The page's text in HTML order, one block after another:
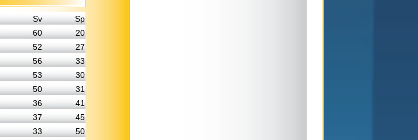
Sv
Sp
60
20
52
27
56
33
53
30
50
31
36
41
37
45
33
50